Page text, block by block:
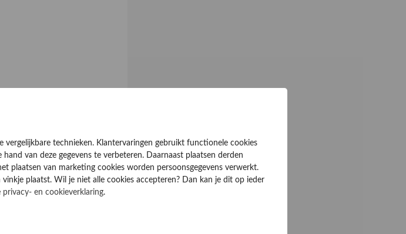
vergelijkbare technieken. Klantervaringen gebruikt functionele cookies
van deze gegevens te verbeteren. Daarnaast plaatsen derden
plaatsen van marketing cookies worden persoonsgegevens verwerkt.
plaatst. Wil je niet alle cookies accepteren? Dan kan je dit op ieder
privacy- en cookieverklaring.